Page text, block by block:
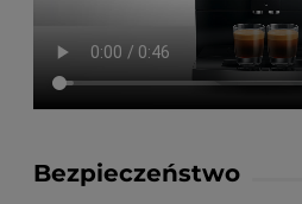
Bezpieczeństwo